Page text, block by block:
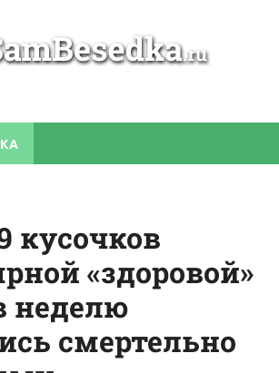
кусочков
«здоровой»
неделю
смертельно